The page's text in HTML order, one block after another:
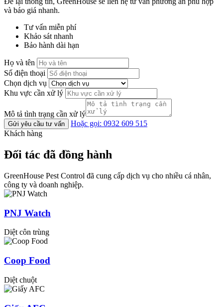
và báo giá nhanh.
Tư vấn miễn phí
Khảo sát nhanh
Bảo hành dài hạn
Họ và tên
Số điện thoại
Chọn dịch vụ
Khu vực cần xử lý
Mô tả tình trạng cần xử lý
Gửi yêu cầu tư vấn
Hoặc gọi: 0932 609 515
Khách hàng
Đối tác đã đồng hành
GreenHouse Pest Control đã cung cấp dịch vụ cho nhiều cá nhân,
công ty và doanh nghiệp.
PNJ Watch
Diệt côn trùng
Coop Food
Diệt chuột